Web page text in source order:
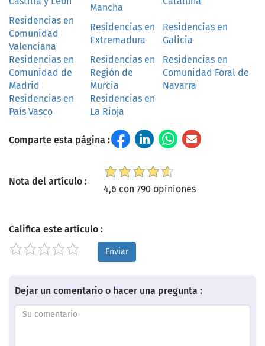
Mancha
Residencias en
Comunidad
Valenciana
Residencias en
Extremadura
Residencias en
Galicia
Residencias en
Comunidad de
Madrid
Residencias en
Región de
Murcia
Residencias en
Comunidad Foral de
Navarra
Residencias en
País Vasco
Residencias en
La Rioja
Comparte esta página :
Nota del artículo :
4,6 con 790 opiniones
Califica este artículo :
Enviar
Dejar un comentario o hacer una pregunta :